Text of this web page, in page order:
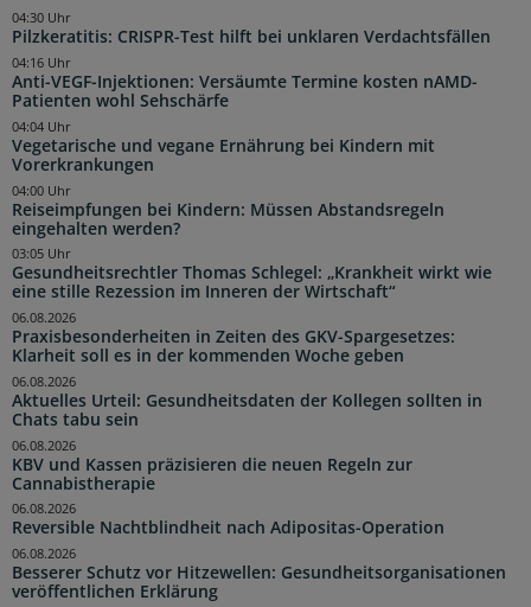
Pilzkeratitis: CRISPR-Test hilft bei unklaren Verdachtsfällen
04:30 Uhr
Anti-VEGF-Injektionen: Versäumte Termine kosten nAMD-
Patienten wohl Sehschärfe
04:16 Uhr
Vegetarische und vegane Ernährung bei Kindern mit
Vorerkrankungen
04:04 Uhr
Reiseimpfungen bei Kindern: Müssen Abstandsregeln
eingehalten werden?
04:00 Uhr
Gesundheitsrechtler Thomas Schlegel: „Krankheit wirkt wie
eine stille Rezession im Inneren der Wirtschaft“
03:05 Uhr
Praxisbesonderheiten in Zeiten des GKV-Spargesetzes:
Klarheit soll es in der kommenden Woche geben
06.08.2026
Aktuelles Urteil: Gesundheitsdaten der Kollegen sollten in
Chats tabu sein
06.08.2026
KBV und Kassen präzisieren die neuen Regeln zur
Cannabistherapie
06.08.2026
Reversible Nachtblindheit nach Adipositas-Operation
06.08.2026
Besserer Schutz vor Hitzewellen: Gesundheitsorganisationen
veröffentlichen Erklärung
06.08.2026